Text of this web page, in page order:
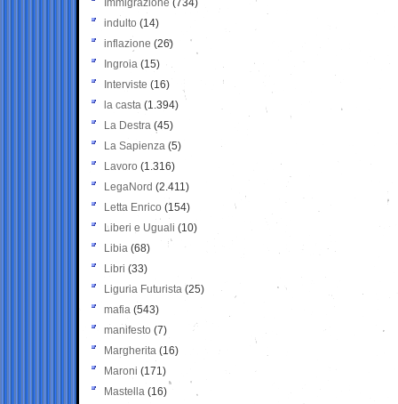
Immigrazione (734)
indulto (14)
inflazione (26)
Ingroia (15)
Interviste (16)
la casta (1.394)
La Destra (45)
La Sapienza (5)
Lavoro (1.316)
LegaNord (2.411)
Letta Enrico (154)
Liberi e Uguali (10)
Libia (68)
Libri (33)
Liguria Futurista (25)
mafia (543)
manifesto (7)
Margherita (16)
Maroni (171)
Mastella (16)